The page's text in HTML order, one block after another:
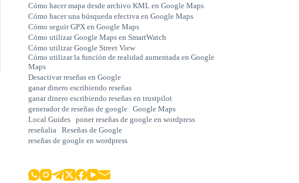
Cómo hacer mapa desde archivo KML en Google Maps
Cómo hacer una búsqueda efectiva en Google Maps
Cómo seguir GPX en Google Maps
Cómo utilizar Google Maps en SmartWatch
Cómo utilizar Google Street View
Cómo utilizar la función de realidad aumentada en Google
Maps
Desactivar reseñas en Google
ganar dinero escribiendo reseñas
ganar dinero escribiendo reseñas en trustpilot
generador de reseñas de google
Google Maps
Local Guides
poner reseñas de google en wordpress
reseñalia
Reseñas de Google
reseñas de google en wordpress